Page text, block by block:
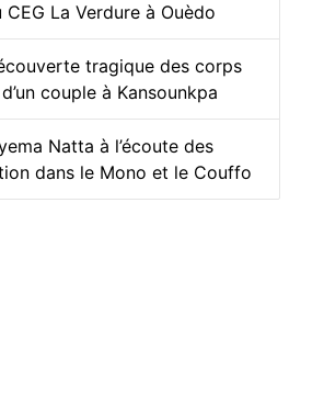
La Verdure à Ouèdo
tragique des corps
couple à Kansounkpa
Natta à l’écoute des
dans le Mono et le Couffo